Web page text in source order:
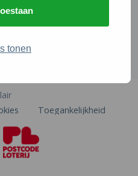
tonen
Toegankelijkheid